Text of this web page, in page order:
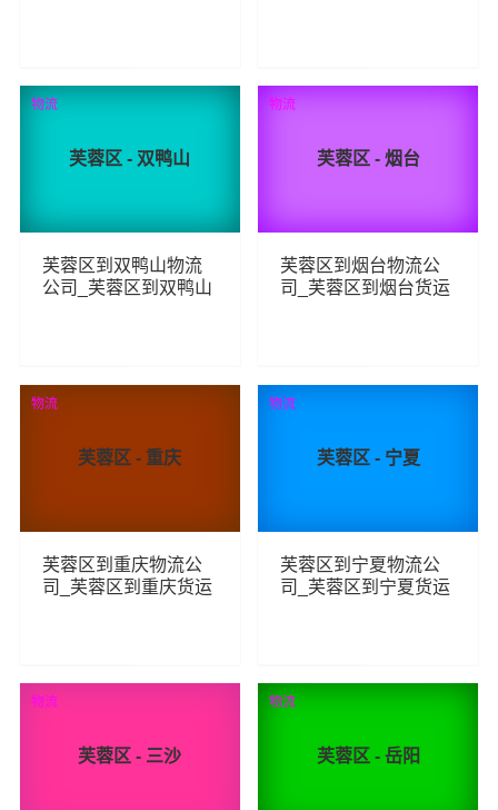
98 查看详细 112 查看详细
芙蓉区 - 双鸭山
芙蓉区到双鸭山物流
公司_芙蓉区到双鸭山
133 查看详细
物流
芙蓉区 - 烟台
芙蓉区到烟台物流公
司_芙蓉区到烟台货运
107 查看详细
物流
芙蓉区 - 重庆
芙蓉区到重庆物流公
司_芙蓉区到重庆货运
85 查看详细
物流
芙蓉区 - 宁夏
芙蓉区到宁夏物流公
司_芙蓉区到宁夏货运
87 查看详细
物流
芙蓉区 - 三沙
物流
芙蓉区 - 岳阳
物流